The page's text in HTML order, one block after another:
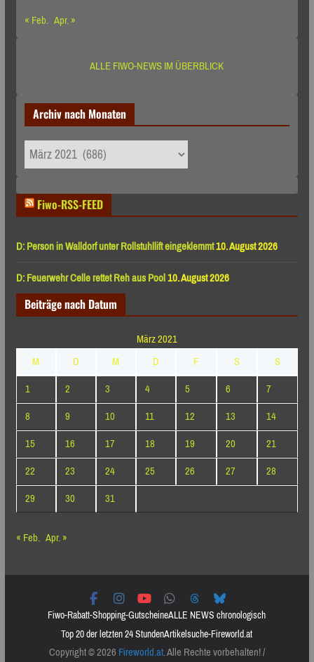
« Feb. Apr. »
ALLE FIWO-NEWS IM ÜBERBLICK
Archiv nach Monaten
Archiv
nach
Fiwo-RSS-FEED
D: Person in Walldorf unter Rollstuhllift eingeklemmt10. August 2026
D: Feuerwehr Celle rettet Reh aus Pool10. August 2026
Beiträge nach Datum
März 2021
M
D M D F S
S
1
2 3 4 5 6
7
8
9 10 11 12 13
14
15
16 17 18 19 20
21
22
23 24 25 26 27
28
29
30
31
« Feb. Apr. »
Fiwo-Rabatt-Shopping-GutscheineALLE NEWS chronologisch
Top 20 der letzten 24 StundenArtikelsuche-Fireworld.at
Copyright © 2026Fireworld.at. Alle Rechte vorbehalten! /